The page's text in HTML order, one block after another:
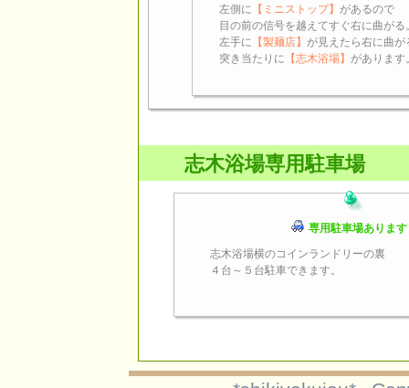
左側に 【ミニストップ】 があるので
目の前の信号を越えてすぐ右に曲がる
左手に 【製麺店】 が見えたら右に曲が
突き当たりに 【志木浴場】 があります
志木浴場専用駐車場
専用駐車場あります
志木浴場横のコインランドリーの裏
４台～５台駐車できます。